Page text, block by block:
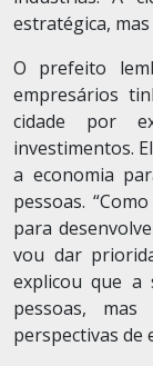
estratégica, mas
O prefeito
empresários
cidade por
investimentos.
a economia
pessoas.
para
vou dar
explicou que a
pessoas,
perspectivas de